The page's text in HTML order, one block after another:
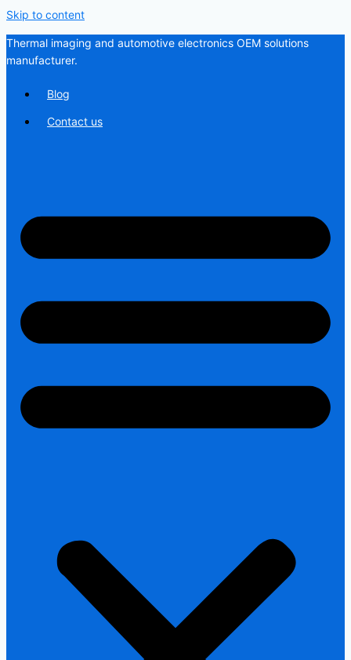
Skip to content
Thermal imaging and automotive electronics OEM solutions
manufacturer.
Blog
Contact us